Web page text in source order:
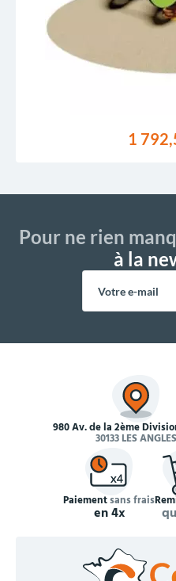
1
Pour ne rien
à la
980 Av. de la 2ème
30133 LES ANGLES
Paiementsans frais
en 4x